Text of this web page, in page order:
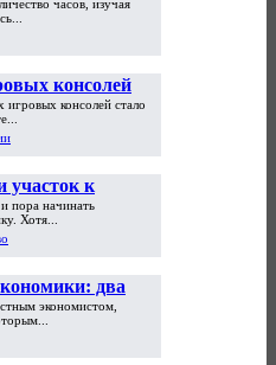
Античности и
часов, изучая
консолей
консолей стало
участок к
пора начинать
Хотя...
два
экономистом,